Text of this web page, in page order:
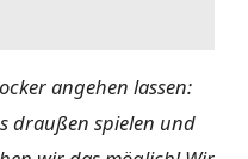
angehen lassen:
draußen spielen und